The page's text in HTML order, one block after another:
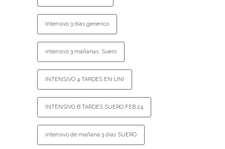
Intensivo 3 días generico
intensivo 3 mañanas. Suero
INTENSIVO 4 TARDES EN UNI
INTENSIVO B TARDES SUERO FEB 24
intensivo de mañana 3 días SUERO